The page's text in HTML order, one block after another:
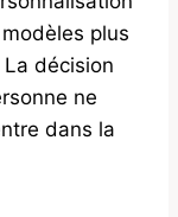
plus
La décision
ne
dans la